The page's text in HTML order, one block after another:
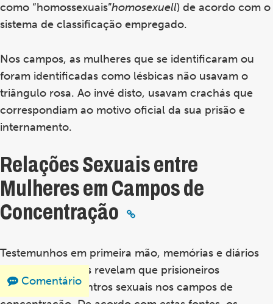
como “homossexuais”homosexuell) de acordo com o
sistema de classificação empregado.
Nos campos, as mulheres que se identificaram ou
foram identificadas como lésbicas não usavam o
triângulo rosa. Ao invé disto, usavam crachás que
correspondiam ao motivo oficial da sua prisão e
internamento.
Relações Sexuais entre
Mulheres em Campos de
Concentração
Testemunhos em primeira mão, memórias e diários
de ex-prisioneiros revelam que prisioneiros
mantinham encontros sexuais nos campos de
Comentário